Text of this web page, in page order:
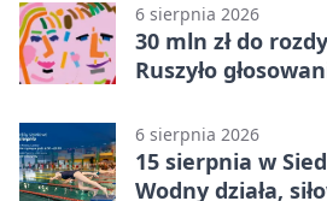
6 sierpnia 2026
30 mln zł do
Ruszyło
6 sierpnia 2026
15 sierpnia w
Wodny działa,